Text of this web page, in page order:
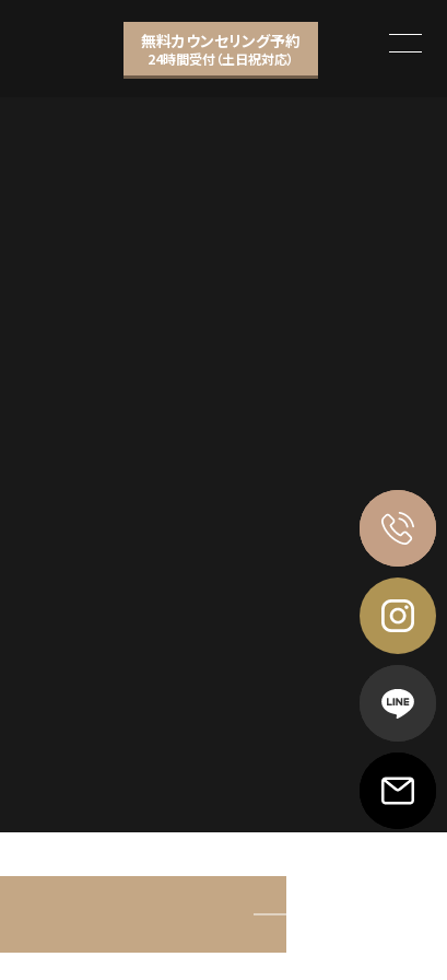
無料カウンセリング予約
24時間受付（土日祝対応）